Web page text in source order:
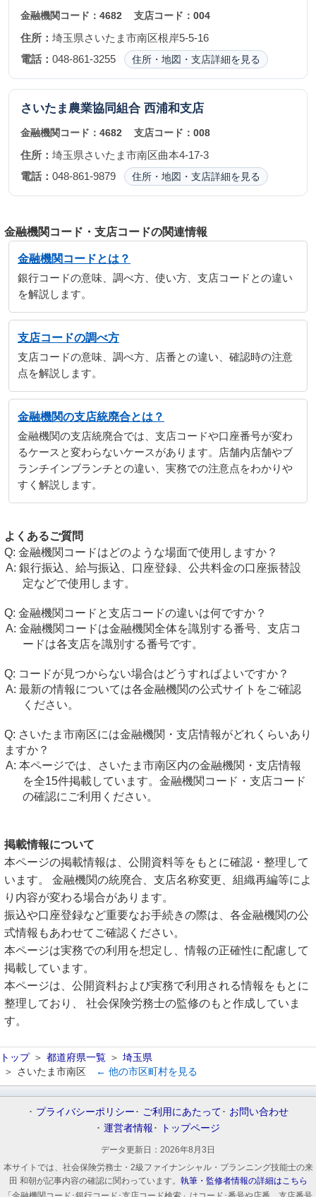
金融機関コード： 4682 支店コード：004
住所： 埼玉県さいたま市南区根岸5-5-16
電話： 048-861-3255 住所・地図・支店詳細を見る
さいたま農業協同組合 西浦和支店
金融機関コード： 4682 支店コード：008
住所： 埼玉県さいたま市南区曲本4-17-3
電話： 048-861-9879 住所・地図・支店詳細を見る
金融機関コード・支店コードの関連情報
金融機関コードとは？
銀行コードの意味、調べ方、使い方、支店コードとの違い
を解説します。
支店コードの調べ方
支店コードの意味、調べ方、店番との違い、確認時の注意
点を解説します。
金融機関の支店統廃合とは？
金融機関の支店統廃合では、支店コードや口座番号が変わ
るケースと変わらないケースがあります。店舗内店舗やブ
ランチインブランチとの違い、実務での注意点をわかりや
すく解説します。
よくあるご質問
金融機関コードはどのような場面で使用しますか？
銀行振込、給与振込、口座登録、公共料金の口座振替設
定などで使用します。
金融機関コードと支店コードの違いは何ですか？
金融機関コードは金融機関全体を識別する番号、支店コ
ードは各支店を識別する番号です。
コードが見つからない場合はどうすればよいですか？
最新の情報については各金融機関の公式サイトをご確認
ください。
さいたま市南区には金融機関・支店情報がどれくらいあり
ますか？
本ページでは、さいたま市南区内の金融機関・支店情報
を全15件掲載しています。金融機関コード・支店コード
の確認にご利用ください。
掲載情報について
本ページの掲載情報は、公開資料等をもとに確認・整理して
います。 金融機関の統廃合、支店名称変更、組織再編等によ
り内容が変わる場合があります。
振込や口座登録など重要なお手続きの際は、各金融機関の公
式情報もあわせてご確認ください。
本ページは実務での利用を想定し、情報の正確性に配慮して
掲載しています。
本ページは、公開資料および実務で利用される情報をもとに
整理しており、 社会保険労務士の監修のもと作成していま
す。
トップ 都道府県一覧
埼玉県
さいたま市南区
← 他の市区町村を見る
プライバシーポリシー ご利用にあたって
お問い合わせ
運営者情報
トップページ
データ更新日： 2026年8月3日
本サイトでは、社会保険労務士・2級ファイナンシャル・プランニング技能士の来
田 和朝が記事内容の確認に関わっています。 執筆・監修者情報の詳細はこちら